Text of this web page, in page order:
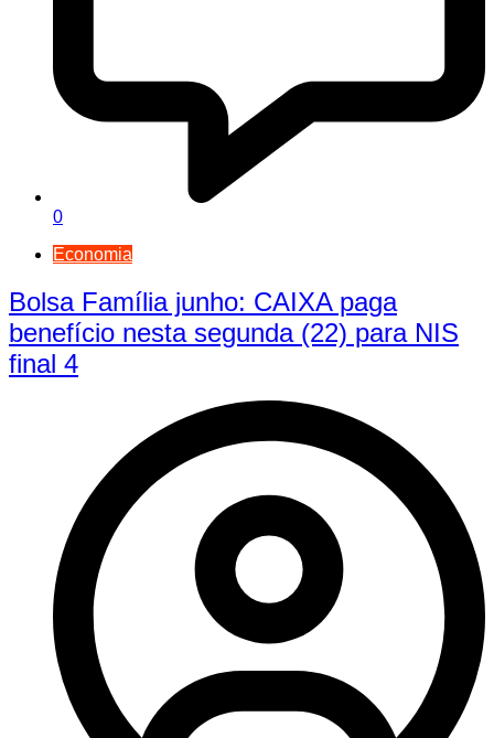
0
Economia
Bolsa Família junho: CAIXA paga
benefício nesta segunda (22) para NIS
final 4